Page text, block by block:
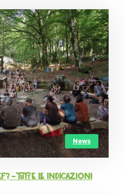
News
– tutte le indicazioni